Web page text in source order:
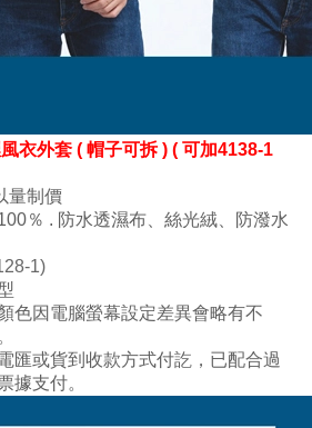
衣外套 ( 帽子可拆 ) ( 可加4138-1
量制價
％ . 防水透濕布 、絲光絨
防潑水
1)
色因電腦螢幕設定差異會略有不
匯或貨到收款方式付訖，已配合過
據支付。